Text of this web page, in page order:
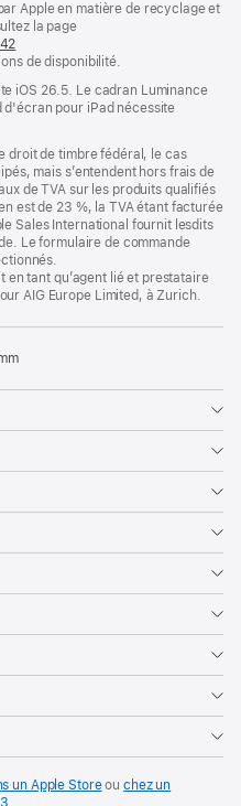
Apple en matière de recyclage et
la page
dans
nouvelle
fenêtre)
de disponibilité.
iOS 26.5. Le cadran Luminance
d'écran pour iPad nécessite
droit de timbre fédéral, le cas
mais s’entendent hors frais de
de TVA sur les produits qualifiés
est de 23 %, la TVA étant facturée
Sales International fournit lesdits
Le formulaire de commande
tant qu’agent lié et prestataire
AIG Europe Limited, à Zurich.
un Apple Storeouchez un